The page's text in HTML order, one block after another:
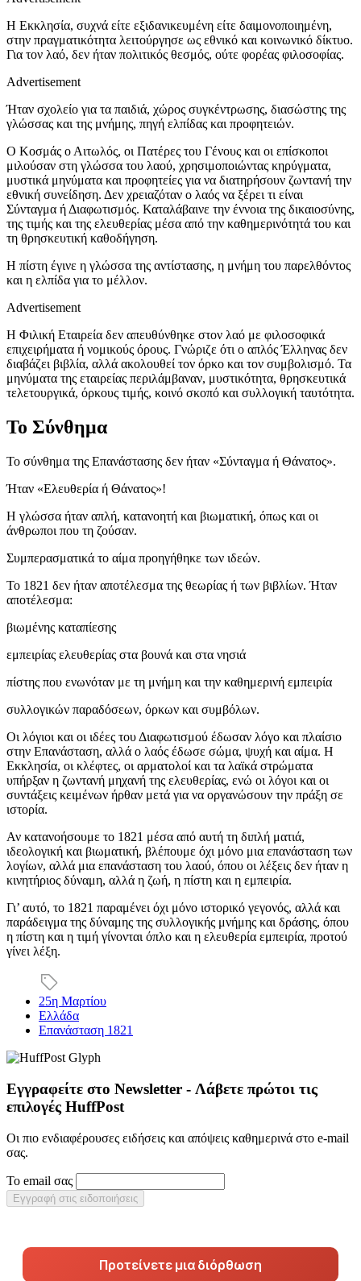
Η Εκκλησία, συχνά είτε εξιδανικευμένη είτε δαιμονοποιημένη,
στην πραγματικότητα λειτούργησε ως εθνικό και κοινωνικό δίκτυο.
Για τον λαό, δεν ήταν πολιτικός θεσμός, ούτε φορέας φιλοσοφίας.
Advertisement
Ήταν σχολείο για τα παιδιά, χώρος συγκέντρωσης, διασώστης της
γλώσσας και της μνήμης, πηγή ελπίδας και προφητειών.
Ο Κοσμάς ο Αιτωλός, οι Πατέρες του Γένους και οι επίσκοποι
μιλούσαν στη γλώσσα του λαού, χρησιμοποιώντας κηρύγματα,
μυστικά μηνύματα και προφητείες για να διατηρήσουν ζωντανή την
εθνική συνείδηση. Δεν χρειαζόταν ο λαός να ξέρει τι είναι
Σύνταγμα ή Διαφωτισμός. Καταλάβαινε την έννοια της δικαιοσύνης,
της τιμής και της ελευθερίας μέσα από την καθημερινότητά του και
τη θρησκευτική καθοδήγηση.
Η πίστη έγινε η γλώσσα της αντίστασης, η μνήμη του παρελθόντος
και η ελπίδα για το μέλλον.
Advertisement
Η Φιλική Εταιρεία δεν απευθύνθηκε στον λαό με φιλοσοφικά
επιχειρήματα ή νομικούς όρους. Γνώριζε ότι ο απλός Έλληνας δεν
διαβάζει βιβλία, αλλά ακολουθεί τον όρκο και τον συμβολισμό. Τα
μηνύματα της εταιρείας περιλάμβαναν, μυστικότητα, θρησκευτικά
τελετουργικά, όρκους τιμής, κοινό σκοπό και συλλογική ταυτότητα.
Το Σύνθημα
Το σύνθημα της Επανάστασης δεν ήταν «Σύνταγμα ή Θάνατος».
Ήταν «Ελευθερία ή Θάνατος»!
Η γλώσσα ήταν απλή, κατανοητή και βιωματική, όπως και οι
άνθρωποι που τη ζούσαν.
Συμπερασματικά το αίμα προηγήθηκε των ιδεών.
Το 1821 δεν ήταν αποτέλεσμα της θεωρίας ή των βιβλίων. Ήταν
αποτέλεσμα:
βιωμένης καταπίεσης
εμπειρίας ελευθερίας στα βουνά και στα νησιά
πίστης που ενωνόταν με τη μνήμη και την καθημερινή εμπειρία
συλλογικών παραδόσεων, όρκων και συμβόλων.
Οι λόγιοι και οι ιδέες του Διαφωτισμού έδωσαν λόγο και πλαίσιο
στην Επανάσταση, αλλά ο λαός έδωσε σώμα, ψυχή και αίμα. Η
Εκκλησία, οι κλέφτες, οι αρματολοί και τα λαϊκά στρώματα
υπήρξαν η ζωντανή μηχανή της ελευθερίας, ενώ οι λόγοι και οι
συντάξεις κειμένων ήρθαν μετά για να οργανώσουν την πράξη σε
ιστορία.
Αν κατανοήσουμε το 1821 μέσα από αυτή τη διπλή ματιά,
ιδεολογική και βιωματική, βλέπουμε όχι μόνο μια επανάσταση των
λογίων, αλλά μια επανάσταση του λαού, όπου οι λέξεις δεν ήταν η
κινητήριος δύναμη, αλλά η ζωή, η πίστη και η εμπειρία.
Γι’ αυτό, το 1821 παραμένει όχι μόνο ιστορικό γεγονός, αλλά και
παράδειγμα της δύναμης της συλλογικής μνήμης και δράσης, όπου
η πίστη και η τιμή γίνονται όπλο και η ελευθερία εμπειρία, προτού
γίνει λέξη.
25η Μαρτίου
Ελλάδα
Επανάσταση 1821
Εγγραφείτε στο Newsletter - Λάβετε πρώτοι τις
επιλογές HuffPost
Οι πιο ενδιαφέρουσες ειδήσεις και απόψεις καθημερινά στο e-mail
σας.
Το email σας
Εγγραφή στις ειδοποιήσεις
Προτείνετε μια διόρθωση